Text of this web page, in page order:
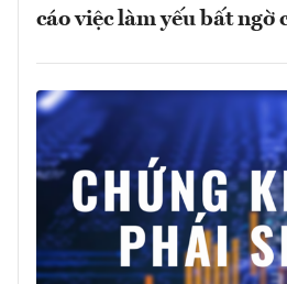
cáo việc làm yếu bất ngờ